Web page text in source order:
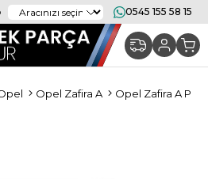
0545 155 58 15
Opel Zafira A Opel Zafira A